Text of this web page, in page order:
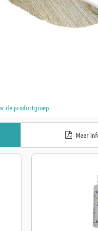
de productgroep
Meer